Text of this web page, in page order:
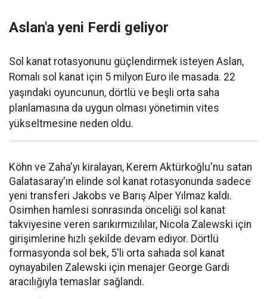
Aslan'a yeni Ferdi geliyor
Sol kanat rotasyonunu güçlendirmek isteyen Aslan,
Romalı sol kanat için 5 milyon Euro ile masada. 22
yaşındaki oyuncunun, dörtlü ve beşli orta saha
planlamasına da uygun olması yönetimin vites
yükseltmesine neden oldu.
Köhn ve Zaha'yı kiralayan, Kerem Aktürkoğlu'nu satan
Galatasaray'ın elinde sol kanat rotasyonunda sadece
yeni transferi Jakobs ve Barış Alper Yılmaz kaldı.
Osimhen hamlesi sonrasında önceliği sol kanat
takviyesine veren sarıkırmızılılar, Nicola Zalewski için
girişimlerine hızlı şekilde devam ediyor. Dörtlü
formasyonda sol bek, 5'li orta sahada sol kanat
oynayabilen Zalewski için menajer George Gardi
aracılığıyla temaslar sağlandı.